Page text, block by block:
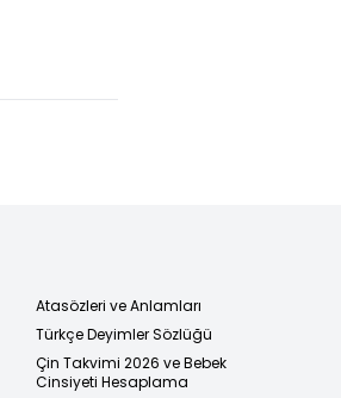
Atasözleri ve Anlamları
Türkçe Deyimler Sözlüğü
Çin Takvimi 2026 ve Bebek
Cinsiyeti Hesaplama